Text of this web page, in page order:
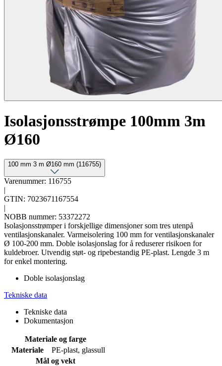
Isolasjonsstrømpe 100mm 3m
Ø160
100 mm 3 m Ø160 mm (116755)
Varenummer: 116755
|
GTIN: 7023671167554
|
NOBB nummer: 53372272
Isolasjonsstrømper i forskjellige dimensjoner som tres utenpå
ventilasjonskanaler. Varmeisolering 100 mm for ventilasjonskanaler
Ø 100-200 mm. Doble isolasjonslag for å reduserer risikoen for
kuldebroer. Utvendig støt- og ripebestandig PE-plast. Lengde 3 m
for enkel montering.
Doble isolasjonslag
Tekniske data
Tekniske data
Dokumentasjon
Materiale og farge
Materiale
PE-plast, glassull
Mål og vekt